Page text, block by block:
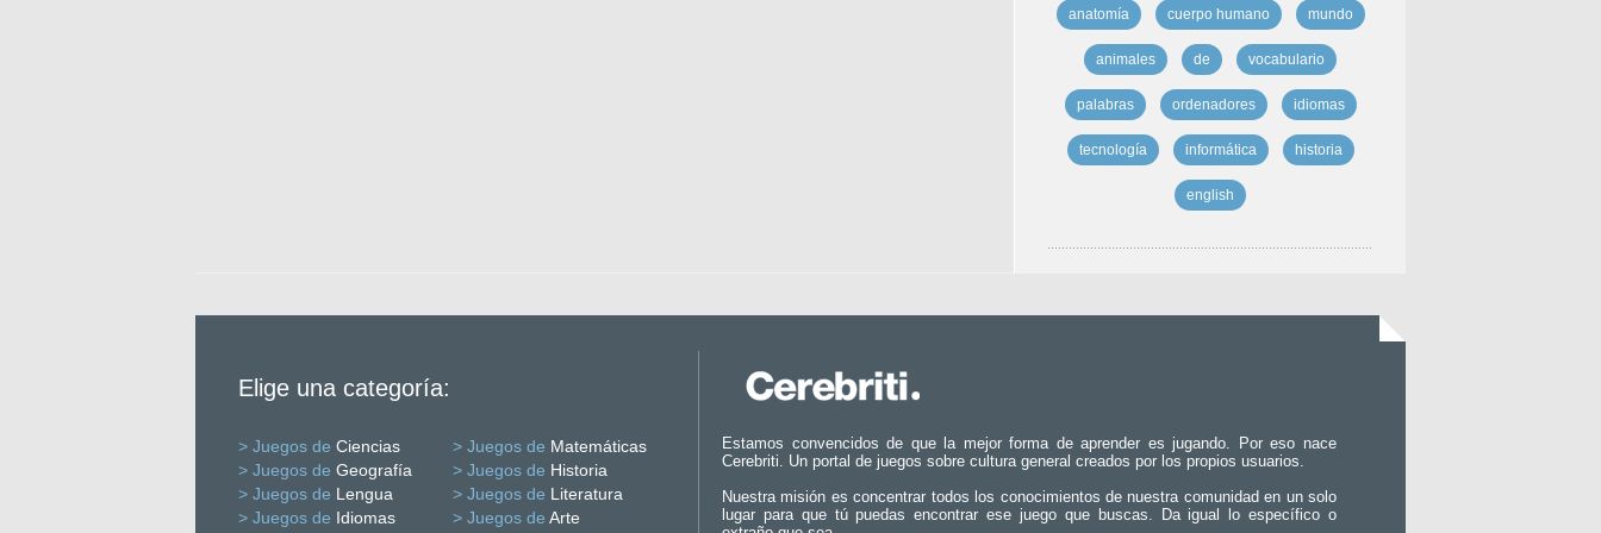
anatomía cuerpo humano mundo
animales de vocabulario
palabras ordenadores idiomas
tecnología informática historia
english
Elige una categoría:
> Juegos de Ciencias > Juegos de Matemáticas
> Juegos de Geografía > Juegos de Historia
> Juegos de Lengua > Juegos de Literatura
> Juegos de Idiomas > Juegos de Arte
Estamos convencidos de que la mejor forma de aprender es jugando. Por eso nace
Cerebriti. Un portal de juegos sobre cultura general creados por los propios usuarios.
Nuestra misión es concentrar todos los conocimientos de nuestra comunidad en un solo
lugar para que tú puedas encontrar ese juego que buscas. Da igual lo específico o